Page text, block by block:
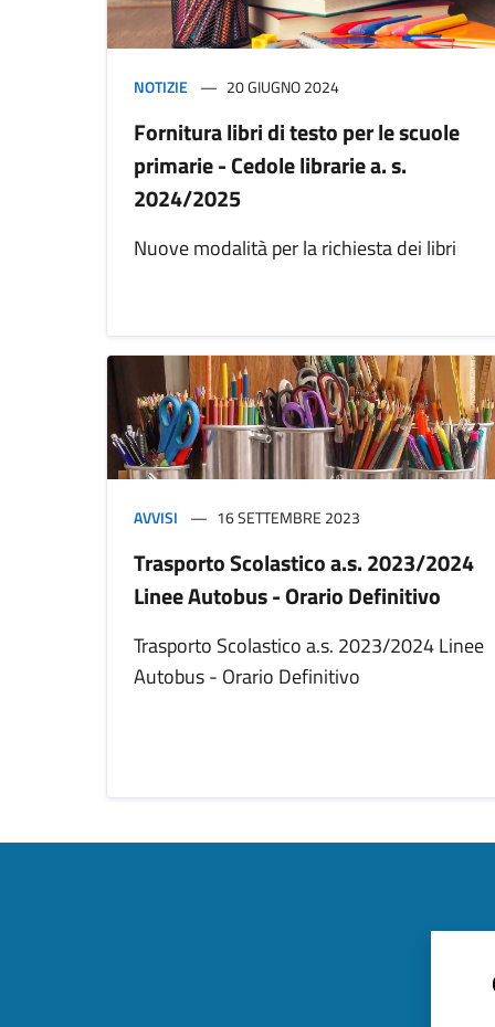
NOTIZIE 20 GIUGNO 2024
Fornitura libri di testo per le scuole
primarie - Cedole librarie a. s.
2024/2025
Nuove modalità per la richiesta dei libri
AVVISI 16 SETTEMBRE 2023
Trasporto Scolastico a.s. 2023/2024
Linee Autobus - Orario Definitivo
Trasporto Scolastico a.s. 2023/2024 Linee
Autobus - Orario Definitivo